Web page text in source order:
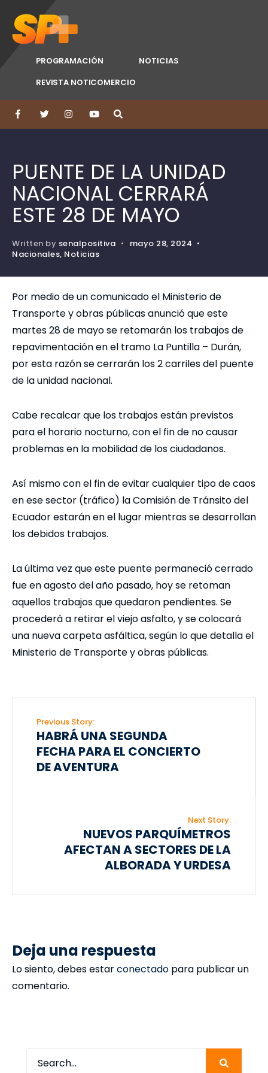
PROGRAMACIÓN
NOTICIAS
REVISTA NOTICOMERCIO
PUENTE DE LA UNIDAD
NACIONAL CERRARÁ
ESTE 28 DE MAYO
Written by senalpositiva • mayo 28, 2024 •
Nacionales, Noticias
Por medio de un comunicado el Ministerio de
Transporte y obras públicas anunció que este
martes 28 de mayo se retomarán los trabajos de
repavimentación en el tramo La Puntilla – Durán,
por esta razón se cerrarán los 2 carriles del puente
de la unidad nacional.
Cabe recalcar que los trabajos están previstos
para el horario nocturno, con el fin de no causar
problemas en la mobilidad de los ciudadanos.
Así mismo con el fin de evitar cualquier tipo de caos
en ese sector (tráfico) la Comisión de Tránsito del
Ecuador estarán en el lugar mientras se desarrollan
los debidos trabajos.
La última vez que este puente permaneció cerrado
fue en agosto del año pasado, hoy se retoman
aquellos trabajos que quedaron pendientes. Se
procederá a retirar el viejo asfalto, y se colocará
una nueva carpeta asfáltica, según lo que detalla el
Ministerio de Transporte y obras públicas.
Previous Story:
HABRÁ UNA SEGUNDA
FECHA PARA EL CONCIERTO
DE AVENTURA
Next Story:
NUEVOS PARQUÍMETROS
AFECTAN A SECTORES DE LA
ALBORADA Y URDESA
Deja una respuesta
Lo siento, debes estarconectado para publicar un
comentario.